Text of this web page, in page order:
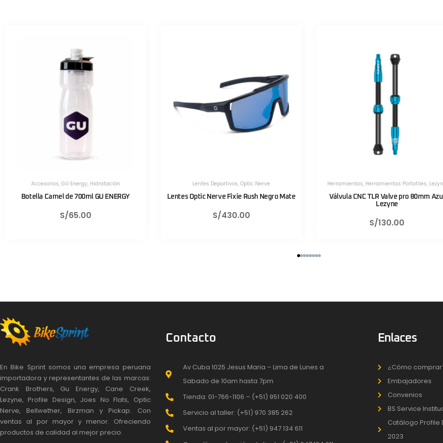
Lentes Deportivos,Optic Nerve
Lentes Optic Nerve Fixie Rush Negro Mate
S/430.00
Herramientas, Herramientas Portatiles
Válvula CNC TLR Valve pro 80mm Azul
S/
Herramientas, Herramientas Portatiles,
Válvula CNC TLR Valve pro 80mm
Lezyne
S/130.00
En Bike Sprint somos una empresa peruana
importadora y representantes de las marcas:
Crank Brothers, Gu Energy, Cane Creek,
Lezyne, Profile Design, Joes No Flats, Optic
Nerve, Bellwether, Birzman y Pickap. Con
ventas al por mayor y menor. Ofreciendo
productos de calidad al mejor precio.
Contacto
Av Cuba 1025 Jesus Maria – Lima de Lunes a
Sabado de 10am hasta 7pm
Tienda: 01-766-1106 – (+51) 951 020 400
Servicio al taller: (+51) 970 385 262
Ventas al por mayor: (+51) 947 134 611
Enlaces
¿Cómo
Embajadores
Convenios
BS Service
Catálogo Profile
2023